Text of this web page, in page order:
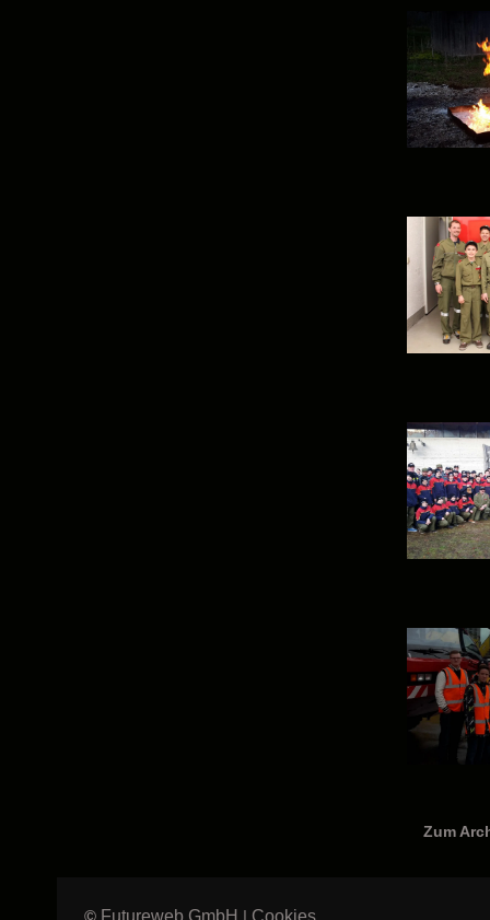
Zum
© Futureweb GmbH | Cookies